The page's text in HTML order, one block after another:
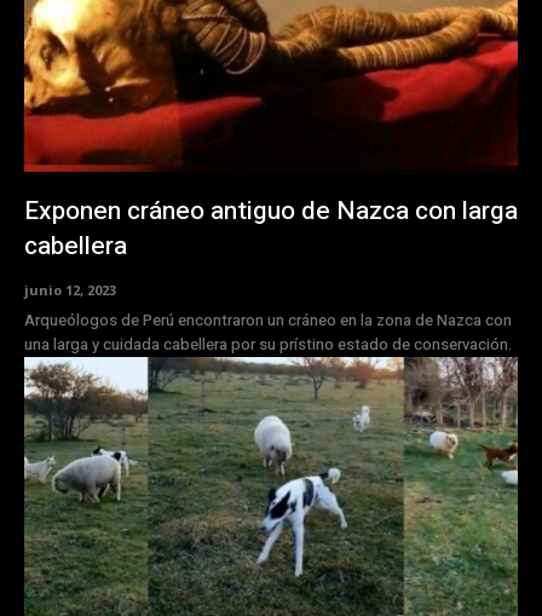
Exponen cráneo antiguo de Nazca con larga
cabellera
junio 12, 2023
Arqueólogos de Perú encontraron un cráneo en la zona de Nazca con
una larga y cuidada cabellera por su prístino estado de conservación.